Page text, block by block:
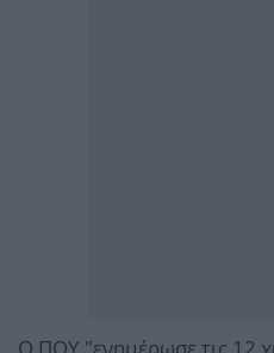
Ο ΠΟΥ "ενημέρωσε τις 12